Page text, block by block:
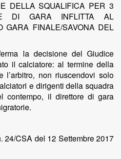
DELLA SQUALIFICA PER 3
DI GARA INFLITTA AL
GARA FINALE/SAVONA DEL
la decisione del Giudice
il calciatore: al termine della
l’arbitro, non riuscendovi solo
e dirigenti della squadra
contempo, il direttore di gara
24/CSA del 12 Settembre 2017